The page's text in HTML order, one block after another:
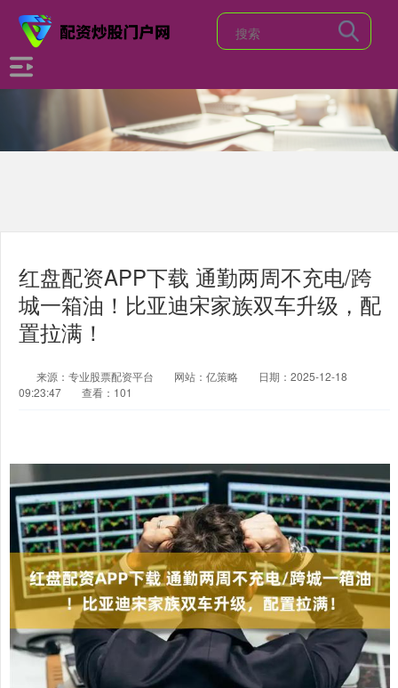
红盘配资APP下载 通勤两周不充电/跨
城一箱油！比亚迪宋家族双车升级，配
置拉满！
来源：专业股票配资平台 网站：亿策略
日期：2025-12-18
09:23:47
查看：101